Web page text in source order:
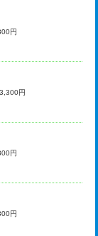
円
円+材料費
円
円
円
円